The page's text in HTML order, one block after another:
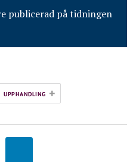
publicerad på tidningen
UPPHANDLING +